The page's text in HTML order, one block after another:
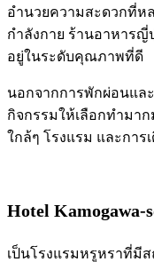
อำนวยความสะดวกที่ห
กำลังกาย ร้านอาหารญี่
อยู่ในระดับคุณภาพที่ดี
นอกจากการพักผ่อนแล
กิจกรรมให้เลือกทำมา
ใกล้ๆ โรงแรม และการ
Hotel Kamogawa-
เป็นโรงแรมหรูหราที่มี